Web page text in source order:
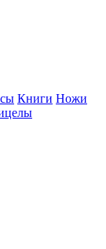
Книги Ножи